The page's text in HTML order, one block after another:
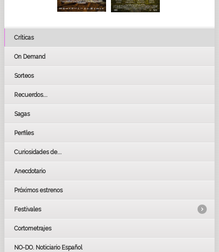
Críticas
On Demand
Sorteos
Recuerdos...
Sagas
Perfiles
Curiosidades de...
Anecdotario
Próximos estrenos
Festivales
LOS OSCARS
GOYAS
Cortometrajes
NO-DO. Noticiario Español